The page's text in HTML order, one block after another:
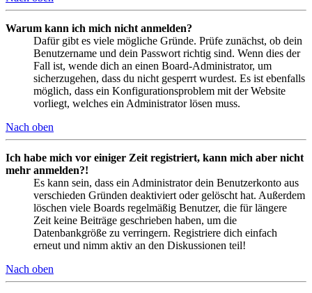
Warum kann ich mich nicht anmelden?
Dafür gibt es viele mögliche Gründe. Prüfe zunächst, ob dein
Benutzername und dein Passwort richtig sind. Wenn dies der
Fall ist, wende dich an einen Board-Administrator, um
sicherzugehen, dass du nicht gesperrt wurdest. Es ist ebenfalls
möglich, dass ein Konfigurationsproblem mit der Website
vorliegt, welches ein Administrator lösen muss.
Nach oben
Ich habe mich vor einiger Zeit registriert, kann mich aber nicht
mehr anmelden?!
Es kann sein, dass ein Administrator dein Benutzerkonto aus
verschieden Gründen deaktiviert oder gelöscht hat. Außerdem
löschen viele Boards regelmäßig Benutzer, die für längere
Zeit keine Beiträge geschrieben haben, um die
Datenbankgröße zu verringern. Registriere dich einfach
erneut und nimm aktiv an den Diskussionen teil!
Nach oben